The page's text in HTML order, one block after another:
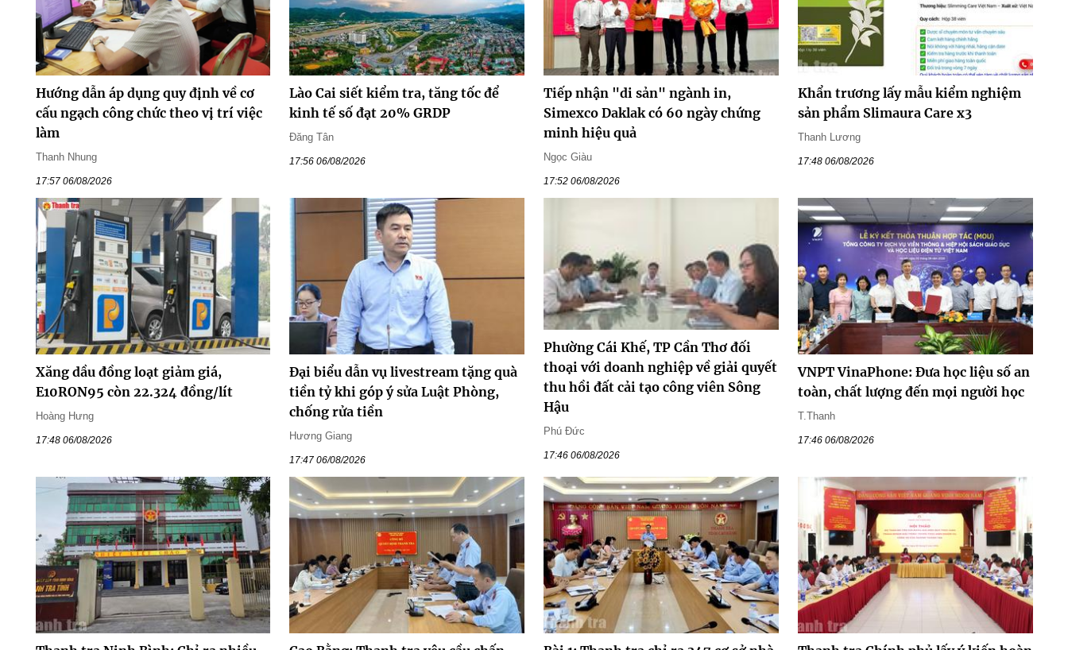
Hướng dẫn áp dụng quy định về cơ
cấu ngạch công chức theo vị trí việc
làm
Thanh Nhung
17:57 06/08/2026
Lào Cai siết kiểm tra, tăng tốc để
kinh tế số đạt 20% GRDP
Đăng Tân
17:56 06/08/2026
Tiếp nhận "di sản" ngành in,
Simexco Daklak có 60 ngày chứng
minh hiệu quả
Ngọc Giàu
17:52 06/08/2026
Khẩn trương lấy mẫu kiểm nghiệm
sản phẩm Slimaura Care x3
Thanh Lương
17:48 06/08/2026
Xăng dầu đồng loạt giảm giá,
E10RON95 còn 22.324 đồng/lít
Hoàng Hưng
17:48 06/08/2026
Đại biểu dẫn vụ livestream tặng quà
tiền tỷ khi góp ý sửa Luật Phòng,
chống rửa tiền
Hương Giang
17:47 06/08/2026
Phường Cái Khế, TP Cần Thơ đối
thoại với doanh nghiệp về giải quyết
thu hồi đất cải tạo công viên Sông
Hậu
Phú Đức
17:46 06/08/2026
VNPT VinaPhone: Đưa học liệu số an
toàn, chất lượng đến mọi người học
T.Thanh
17:46 06/08/2026